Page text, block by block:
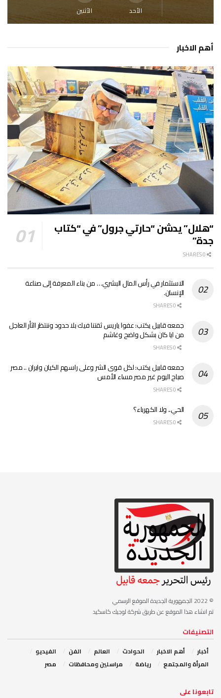
الأحد الأثنين
أهم الاخبار
“هلال” يدشن “حارتي جرول” في “كتاب
جدة”
الاستثمار في رأس المال البشري… من بناء المعرفة إلى صناعة
الإنسان.
جمعه قابيل يكتب: عفوا ياريس ثقتنا فيك بلا حدود وننتظر الثأر العاجل
من ايا كان بشكل واضح وغاشم
جمعه قابيل يكتب: لكل قوى الشر وعلى راسهم الكيان وايران .. مصر
صباح اليوم غير مصر مساء الأمس
الحي.. ولا الكهرباء؟
© 2022
الجمهورية الجديدة الموقع الرسمي
تم انشاء هذا الموقع عن طريق شركة لوجيك كاسكيد
التصنيفات
أخبار أهم الاخبار ‏الحوادث ‏العالم الفن
‏الفيديو
‏المرأة والمجتمع
رياضة مراسلين ومحافظات مصر
‏تابعونا على